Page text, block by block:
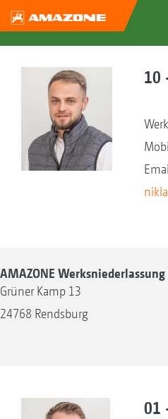
10
AMAZONE
Grüner Kamp 13
24768 Rendsburg
01